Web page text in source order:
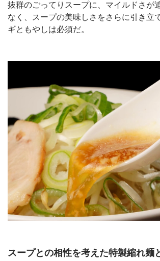
抜群のごってりスープに、マイルドさが
なく、スープの美味しさをさらに引き立
ギともやしは必須だ。
スープとの相性を考えた特製縮れ麺